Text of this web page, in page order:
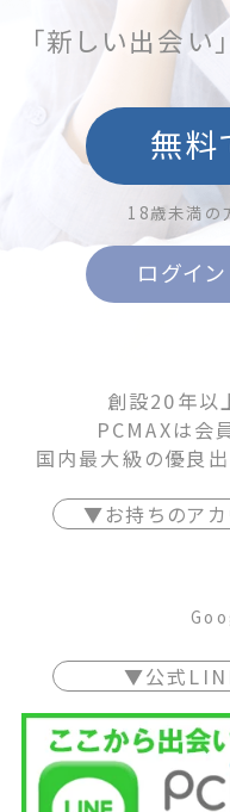
「新しい出会い
無料
18歳未満の
ログイン
創設20年以
PCMAXは会
国内最大級の優良出
▼お持ちのア
▼公式